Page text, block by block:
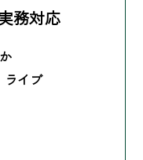
務対応
ライブ